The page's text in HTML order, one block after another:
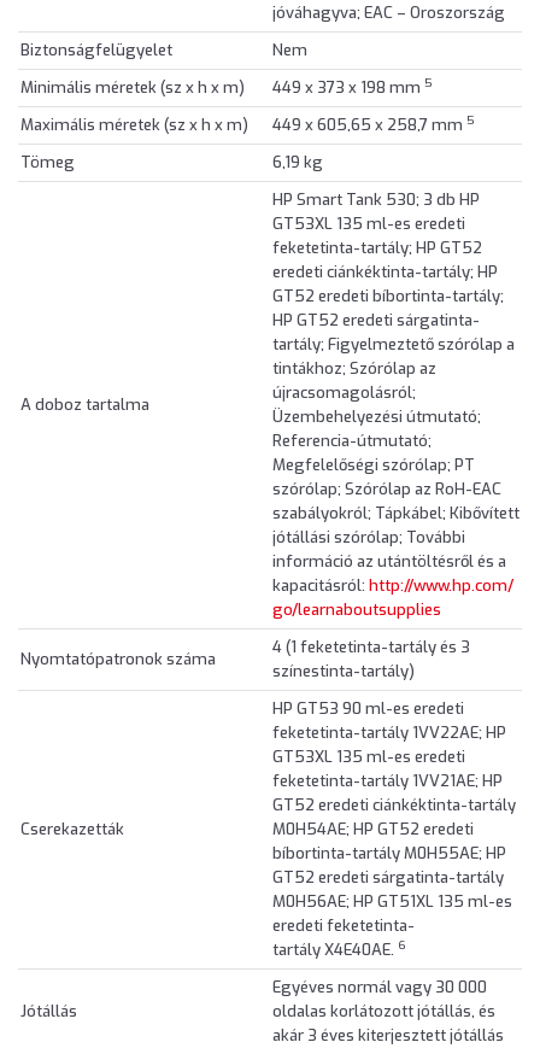
jóváhagyva; EAC – Oroszország
Biztonságfelügyelet
Nem
Minimális méretek (sz x h x m)
449 x 373 x 198 mm 5
Maximális méretek (sz x h x m) 449 x 605,65 x 258,7 mm 5
Tömeg 6,19 kg
A doboz tartalma
HP Smart Tank 530; 3 db HP
GT53XL 135 ml-es eredeti
feketetinta-tartály; HP GT52
eredeti ciánkéktinta-tartály; HP
GT52 eredeti bíbortinta-tartály;
HP GT52 eredeti sárgatinta-
tartály; Figyelmeztető szórólap a
tintákhoz; Szórólap az
újracsomagolásról;
Üzembehelyezési útmutató;
Referencia-útmutató;
Megfelelőségi szórólap; PT
szórólap; Szórólap az RoH-EAC
szabályokról; Tápkábel; Kibővített
jótállási szórólap; További
információ az utántöltésről és a
kapacitásról: http://www.hp.com/
go/learnaboutsupplies
Nyomtatópatronok száma
4 (1 feketetinta-tartály és 3
színestinta-tartály)
Cserekazetták
HP GT53 90 ml-es eredeti
feketetinta-tartály 1VV22AE; HP
GT53XL 135 ml-es eredeti
feketetinta-tartály 1VV21AE; HP
GT52 eredeti ciánkéktinta-tartály
M0H54AE; HP GT52 eredeti
bíbortinta-tartály M0H55AE; HP
GT52 eredeti sárgatinta-tartály
M0H56AE; HP GT51XL 135 ml-es
eredeti feketetinta-
tartály X4E40AE. 6
Jótállás
Egyéves normál vagy 30 000
oldalas korlátozott jótállás, és
akár 3 éves kiterjesztett jótállás